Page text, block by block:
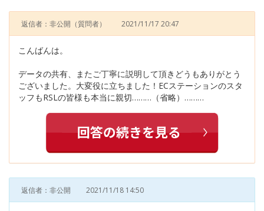
返信者：非公開 （質問者） 2021/11/17 20:47
こんばんは。
データの共有、またご丁寧に説明して頂きどうもありがとう
ございました。大変役に立ちました！ECステーションのスタ
ッフもRSLの皆様も本当に親切………（省略）………
返信者：非公開 2021/11/18 14:50